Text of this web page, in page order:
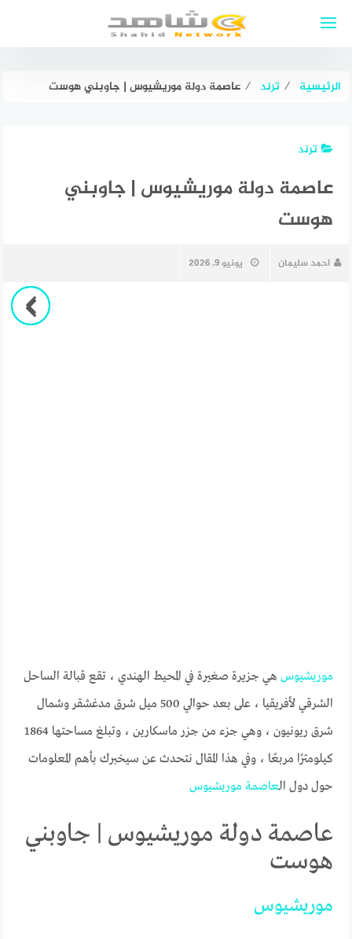
الرئيسية ⁄ ترند ⁄ عاصمة دولة موريشيوس | جاوبني هوست
ترند
عاصمة دولة موريشيوس | جاوبني
هوست
احمد سليمان يونيو 9, 2026
موريشيوس هي جزيرة صغيرة في المحيط الهندي ، تقع قبالة الساحل
الشرقي لأفريقيا ، على بعد حوالي 500 ميل شرق مدغشقر وشمال
شرق ريونيون ، وهي جزء من جزر ماسكارين ، وتبلغ مساحتها 1864
كيلومترًا مربعًا ، وفي هذا المقال نتحدث عن سيخبرك بأهم المعلومات
حول دول العاصمة موريشيوس
عاصمة دولة موريشيوس | جاوبني
هوست
موريشيوس